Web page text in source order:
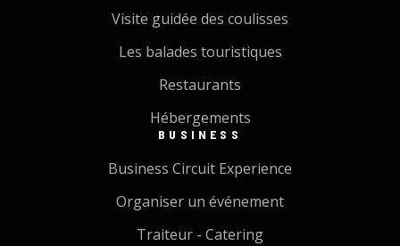
Visite guidée des coulisses
Les balades touristiques
Restaurants
Hébergements
BUSINESS
Business Circuit Experience
Organiser un événement
Traiteur - Catering